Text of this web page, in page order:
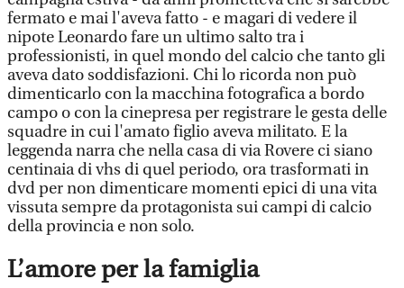
fermato e mai l'aveva fatto - e magari di vedere il
nipote Leonardo fare un ultimo salto tra i
professionisti, in quel mondo del calcio che tanto gli
aveva dato soddisfazioni. Chi lo ricorda non può
dimenticarlo con la macchina fotografica a bordo
campo o con la cinepresa per registrare le gesta delle
squadre in cui l'amato figlio aveva militato. E la
leggenda narra che nella casa di via Rovere ci siano
centinaia di vhs di quel periodo, ora trasformati in
dvd per non dimenticare momenti epici di una vita
vissuta sempre da protagonista sui campi di calcio
della provincia e non solo.
L’amore per la famiglia